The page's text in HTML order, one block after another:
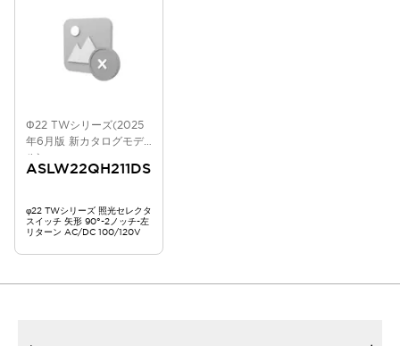
Φ22 TWシリーズ(2025
年6月版 新カタログモデ
ル)
ASLW22QH211DS
φ22 TWシリーズ 照光セレクタ
スイッチ 矢形 90°-2ノッチ-左
リターン AC/DC 100/120V